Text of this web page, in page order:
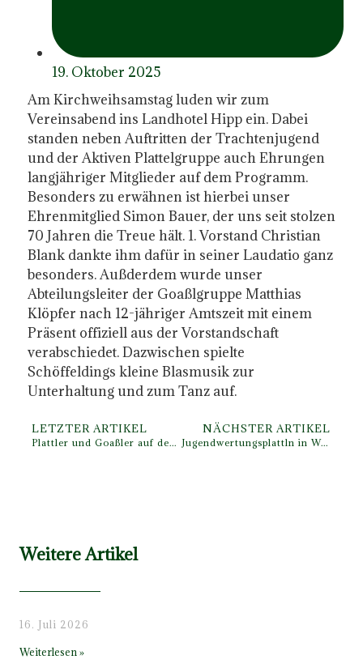
19. Oktober 2025
Am Kirchweihsamstag luden wir zum
Vereinsabend ins Landhotel Hipp ein. Dabei
standen neben Auftritten der Trachtenjugend
und der Aktiven Plattelgruppe auch Ehrungen
langjähriger Mitglieder auf dem Programm.
Besonders zu erwähnen ist hierbei unser
Ehrenmitglied Simon Bauer, der uns seit stolzen
70 Jahren die Treue hält. 1. Vorstand Christian
Blank dankte ihm dafür in seiner Laudatio ganz
besonders. Außderdem wurde unser
Abteilungsleiter der Goaßlgruppe Matthias
Klöpfer nach 12-jähriger Amtszeit mit einem
Präsent offiziell aus der Vorstandschaft
verabschiedet. Dazwischen spielte
Schöffeldings kleine Blasmusik zur
Unterhaltung und zum Tanz auf.
LETZTER ARTIKEL
Plattler und Goaßler auf der Oidn Wiesn
NÄCHSTER ARTIKEL
Jugendwertungsplattln in Westendorf
Weitere Artikel
16. Juli 2026
Weiterlesen »